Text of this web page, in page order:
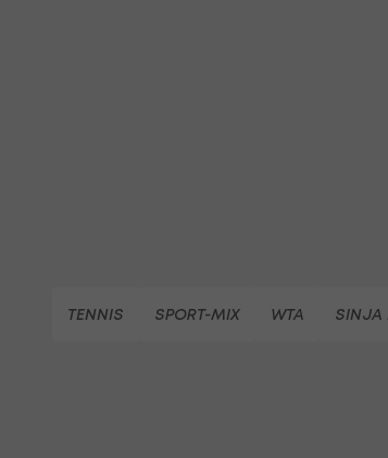
TENNIS SPORT-MIX WTA SINJA